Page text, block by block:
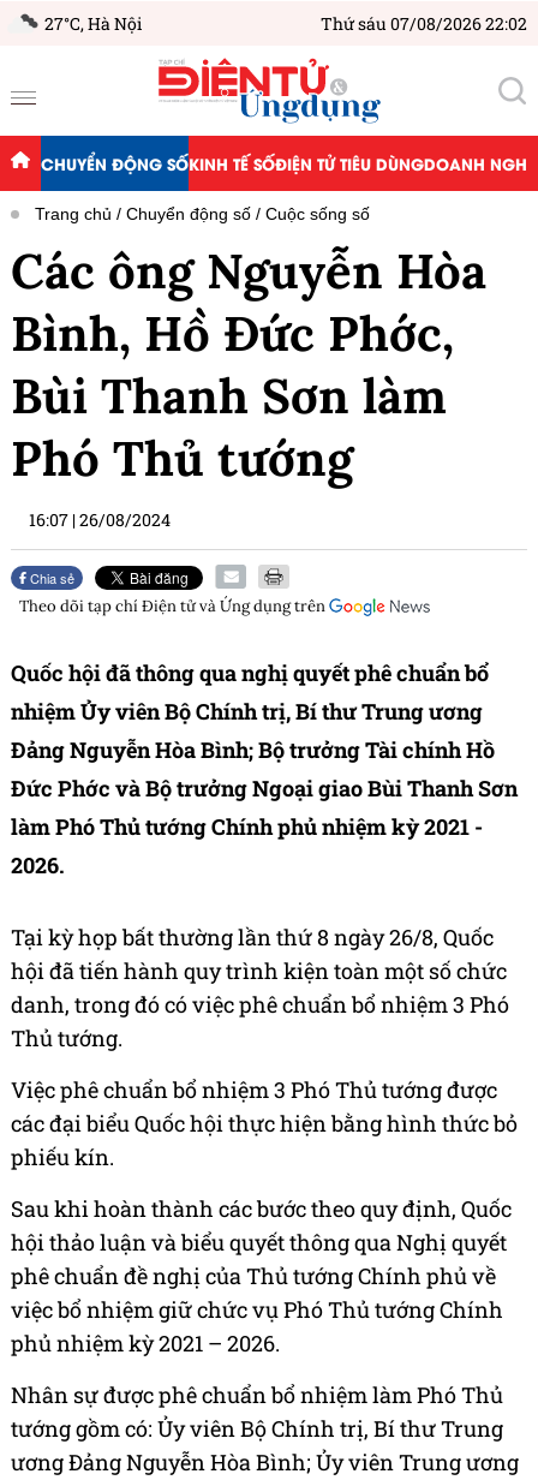
27°C,Hà Nội Thứ sáu 07/08/2026 22:02
CHUYỂN ĐỘNG SỐKINH TẾ SỐĐIỆN TỬ TIÊU DÙNGDOANH
Trang chủ Chuyển động số Cuộc sống số
Các ông Nguyễn Hòa
Bình, Hồ Đức Phớc,
Bùi Thanh Sơn làm
Phó Thủ tướng
16:07 |26/08/2024
Chia sẻ
Theo dõi tạp chíĐiện tử và Ứng dụngtrên
Quốc hội đã thông qua nghị quyết phê chuẩn bổ
nhiệm Ủy viên Bộ Chính trị, Bí thư Trung ương
Đảng Nguyễn Hòa Bình; Bộ trưởng Tài chính Hồ
Đức Phớc và Bộ trưởng Ngoại giao Bùi Thanh Sơn
làm Phó Thủ tướng Chính phủ nhiệm kỳ 2021 -
2026.
Tại kỳ họp bất thường lần thứ 8 ngày 26/8, Quốc
hội đã tiến hành quy trình kiện toàn một số chức
danh, trong đó có việc phê chuẩn bổ nhiệm 3 Phó
Thủ tướng.
Việc phê chuẩn bổ nhiệm 3 Phó Thủ tướng được
các đại biểu Quốc hội thực hiện bằng hình thức bỏ
phiếu kín.
Sau khi hoàn thành các bước theo quy định, Quốc
hội thảo luận và biểu quyết thông qua Nghị quyết
phê chuẩn đề nghị của Thủ tướng Chính phủ về
việc bổ nhiệm giữ chức vụ Phó Thủ tướng Chính
phủ nhiệm kỳ 2021 – 2026.
Nhân sự được phê chuẩn bổ nhiệm làm Phó Thủ
tướng gồm có: Ủy viên Bộ Chính trị, Bí thư Trung
ương Đảng Nguyễn Hòa Bình; Ủy viên Trung ương